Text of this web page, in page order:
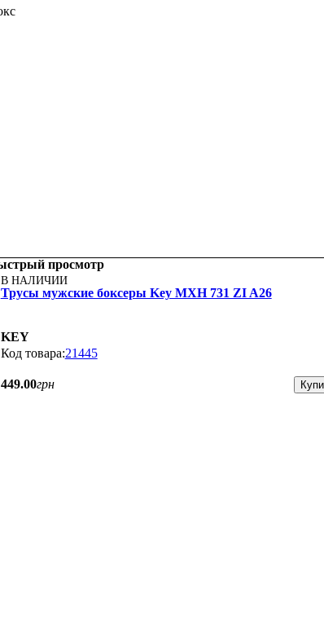
просмотр
В НАЛИЧИИ
Трусы мужские боксеры Key MXH 731 ZI A26
KEY
21445
449.00грн